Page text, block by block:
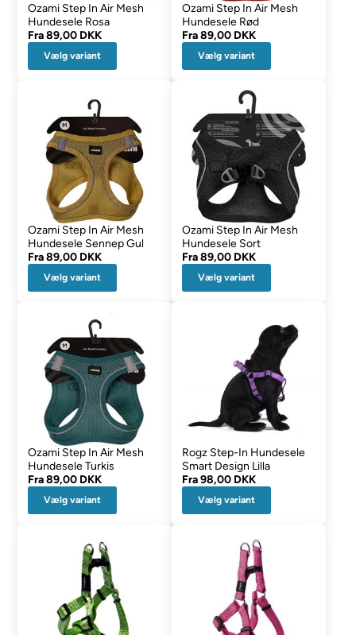
Ozami Step In Air Mesh
Hundesele Rosa
Fra89,00 DKK
Vælg variant
Ozami Step In Air Mesh
Hundesele Rød
Fra89,00 DKK
Vælg variant
Ozami Step In Air Mesh
Hundesele Sennep Gul
Fra89,00 DKK
Vælg variant
Ozami Step In Air Mesh
Hundesele Sort
Fra89,00 DKK
Vælg variant
Ozami Step In Air Mesh
Hundesele Turkis
Fra89,00 DKK
Vælg variant
Rogz Step-In Hundesele
Smart Design Lilla
Fra98,00 DKK
Vælg variant